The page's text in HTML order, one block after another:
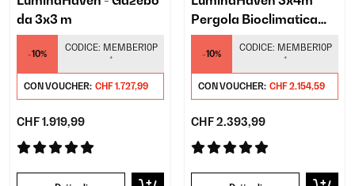
da 3x3 m
-10%
CODICE: MEMBER10P
*
CON VOUCHER: CHF 1.727,99
CHF 1.919,99
Pergola Bioclimatica
Effetto Legno
-10%
CODICE: MEMBER10P
*
CON VOUCHER: CHF 2.154,59
CHF 2.393,99